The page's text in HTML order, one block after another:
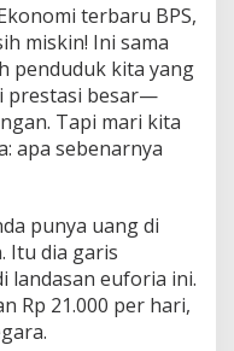
terbaru BPS,
miskin! Ini sama
penduduk kita yang
prestasi besar—
Tapi mari kita
apa sebenarnya
punya uang di
Itu dia garis
landasan euforia ini.
Rp 21.000 per hari,